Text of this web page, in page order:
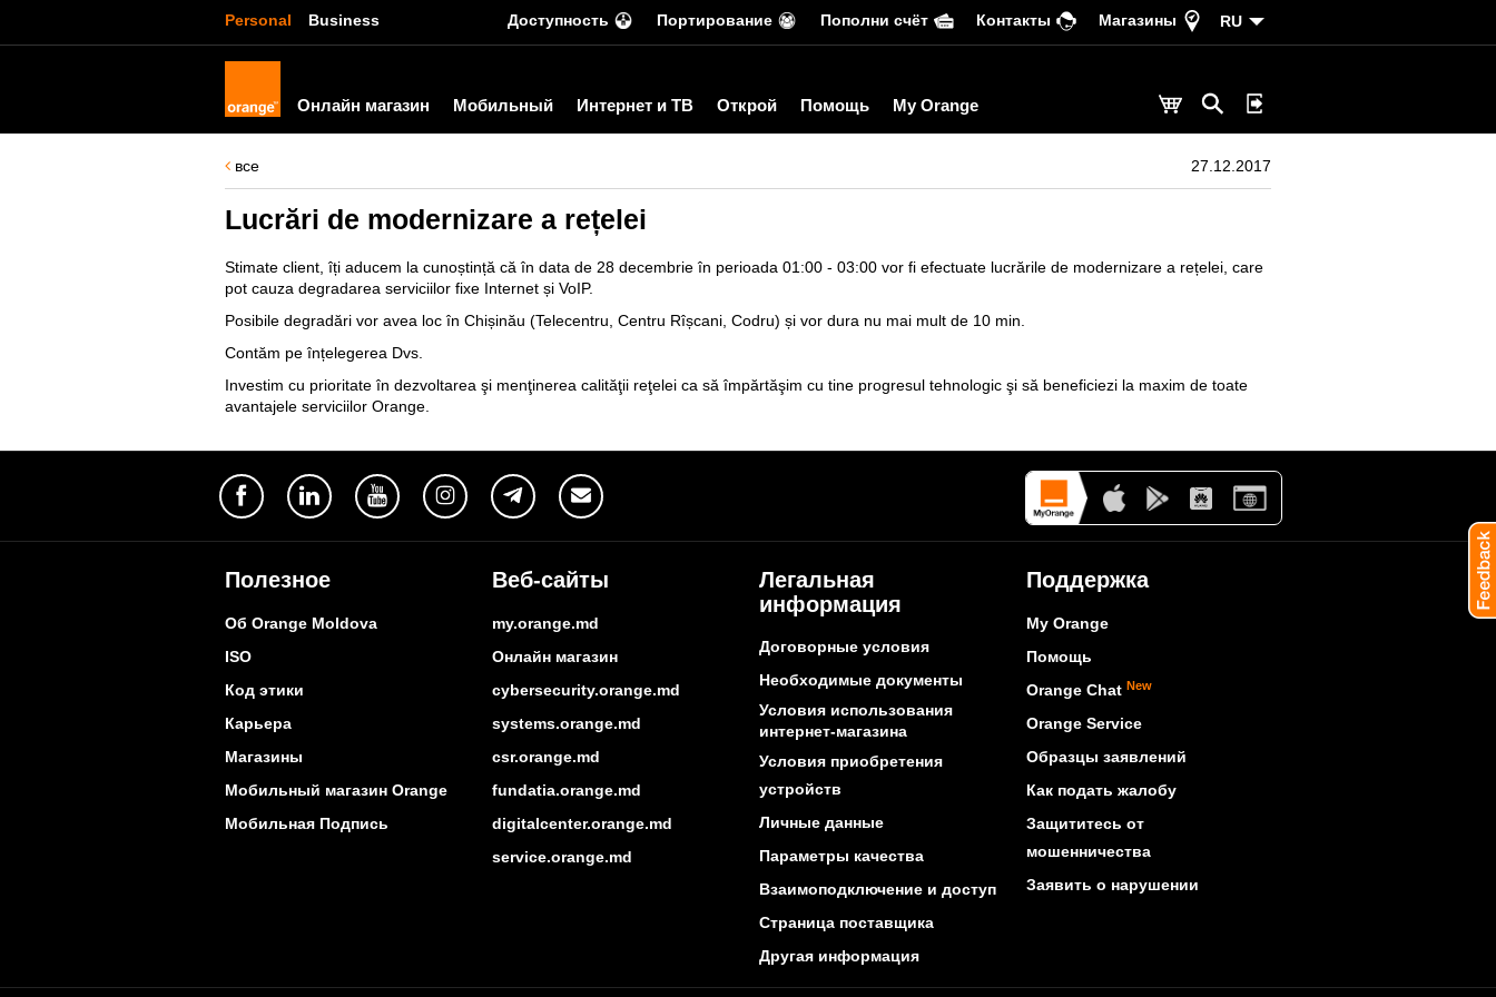
Personal Business Доступность Портирование Пополни счёт Контакты Магазины RU
Онлайн магазин Мобильный Интернет и ТВ Открой Помощь My Orange
все 27.12.2017
Lucrări de modernizare a rețelei
Stimate client, îți aducem la cunoștință că în data de 28 decembrie în perioada 01:00 - 03:00 vor fi efectuate lucrările de modernizare a rețelei, care
pot cauza degradarea serviciilor fixe Internet și VoIP.
Posibile degradări vor avea loc în Chișinău (Telecentru, Centru Rîșcani, Codru) și vor dura nu mai mult de 10 min.
Contăm pe înțelegerea Dvs.
Investim cu prioritate în dezvoltarea şi menţinerea calităţii reţelei ca să împărtăşim cu tine progresul tehnologic şi să beneficiezi la maxim de toate
avantajele serviciilor Orange.
Полезное
Об Orange Moldova
ISO
Код этики
Карьера
Магазины
Мобильный магазин Orange
Мобильная Подпись
Веб-сайты
my.orange.md
Онлайн магазин
cybersecurity.orange.md
systems.orange.md
csr.orange.md
fundatia.orange.md
digitalcenter.orange.md
service.orange.md
Легальная
информация
Договорные условия
Необходимые документы
Условия использования
интернет-магазина
Условия приобретения
устройств
Личные данные
Параметры качества
Взаимоподключение и доступ
Страница поставщика
Другая информация
Поддержка
My Orange
Помощь
Orange Chat New
Orange Service
Образцы заявлений
Как подать жалобу
Защититесь от
мошенничества
Заявить о нарушении